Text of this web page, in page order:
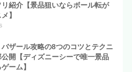
紹介【景品狙いならボール転が
】
ザール攻略の8つのコツとテクニ
公開【ディズニーシーで唯一景品
ーム】